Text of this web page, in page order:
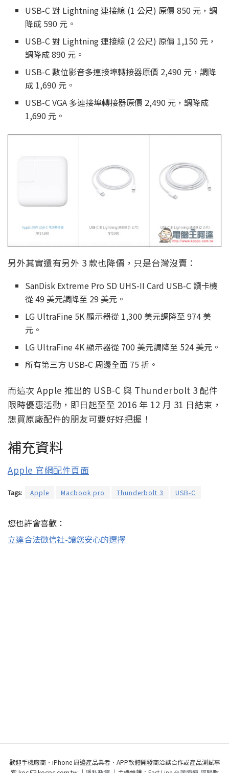
USB-C 對 Lightning 連接線 (1 公尺) 原價 850 元，調
降成 590 元。
USB-C 對 Lightning 連接線 (2 公尺) 原價 1,150 元，
調降成 890 元。
USB-C 數位影音多連接埠轉接器原價 2,490 元，調降
成 1,690 元。
USB-C VGA 多連接埠轉接器原價 2,490 元，調降成
1,690 元。
另外其實還有另外 3 款也降價，只是台灣沒賣：
SanDisk Extreme Pro SD UHS-II Card USB-C 讀卡機
從 49 美元調降至 29 美元。
LG UltraFine 5K 顯示器從 1,300 美元調降至 974 美
元。
LG UltraFine 4K 顯示器從 700 美元調降至 524 美元。
所有第三方 USB-C 周邊全面 75 折。
而這次 Apple 推出的 USB-C 與 Thunderbolt 3 配件
限時優惠活動，即日起至至 2016 年 12 月 31 日結束，
想買原廠配件的朋友可要好好把握！
補充資料
Apple 官網配件頁面
Tags: Apple Macbook pro Thunderbolt 3 USB-C
您也許會喜歡：
立達合法徵信社-讓您安心的選擇
歡迎手機廠商、iPhone 周邊產品業者、APP軟體開發商洽談合作或產品測試事